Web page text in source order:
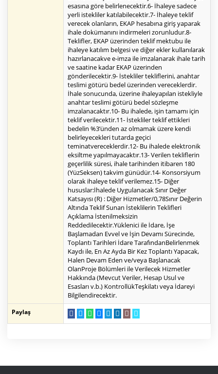
esasına göre belirlenecektir.6- İhaleye sadece
yerli istekliler katılabilecektir.7- İhaleye teklif
verecek olanların, EKAP hesabına giriş yaparak
ihale dokümanını indirmeleri zorunludur.8-
Teklifler, EKAP üzerinden teklif mektubu ile
ihaleye katılım belgesi ve diğer ekler kullanılarak
hazırlanacakve e-imza ile imzalanarak ihale tarih
ve saatine kadar EKAP üzerinden
gönderilecektir.9- İstekliler tekliflerini, anahtar
teslimi götürü bedel üzerinden vereceklerdir.
İhale sonucunda, üzerine ihaleyapılan istekliyle
anahtar teslimi götürü bedel sözleşme
imzalanacaktır.10- Bu ihalede, işin tamamı için
teklif verilecektir.11- İstekliler teklif ettikleri
bedelin %3’ünden az olmamak üzere kendi
belirleyecekleri tutarda geçici
teminatvereceklerdir.12- Bu ihalede elektronik
eksiltme yapılmayacaktır.13- Verilen tekliflerin
geçerlilik süresi, ihale tarihinden itibaren 180
(YüzSeksen) takvim günüdür.14- Konsorsiyum
olarak ihaleye teklif verilemez.15- Diğer
hususlar:İhalede Uygulanacak Sınır Değer
Katsayısı (R) : Diğer Hizmetler/0,78Sınır Değerin
Altında Teklif Sunan İsteklilerin Teklifleri
Açıklama İstenilmeksizin
Reddedilecektir.Yüklenici ile İdare, İşe
Başlamadan Evvel ve İşin Devamı Sürecinde,
Toplantı Tarihleri İdare TarafındanBelirlenmek
Kaydı ile, En Az Ayda Bir Kez Toplantı Yapacak,
Halen Devam Eden ve/veya Başlanacak
OlanProje Bölümleri ile Verilecek Hizmetler
Hakkında (Mevcut Veriler, Hesap Usul ve
Esasları v.b.) KontrollükTeşkilatı veya İdareyi
Bilgilendirecektir.
Paylaş